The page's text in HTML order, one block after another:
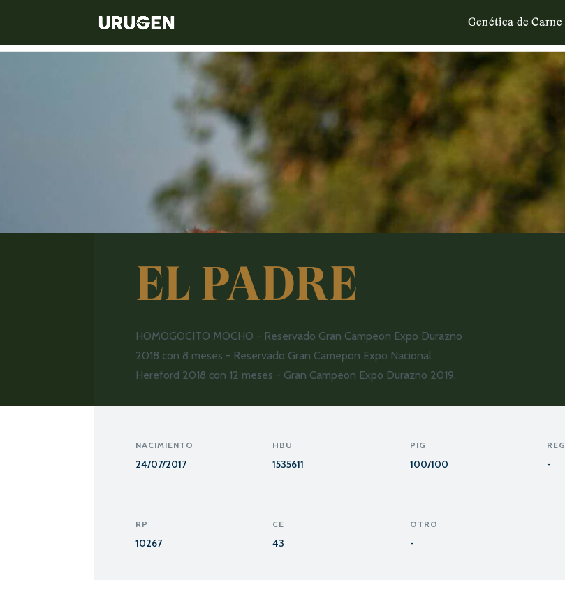
Genética de Carne
EL PADRE
HOMOGOCITO MOCHO - Reservado Gran Campeon Expo Durazno
2018 con 8 meses - Reservado Gran Camepon Expo Nacional
Hereford 2018 con 12 meses - Gran Campeon Expo Durazno 2019.
NACIMIENTO
24/07/2017
RP
10267
HBU
1535611
CE
43
PIG
100/100
OTRO
-
REG
-